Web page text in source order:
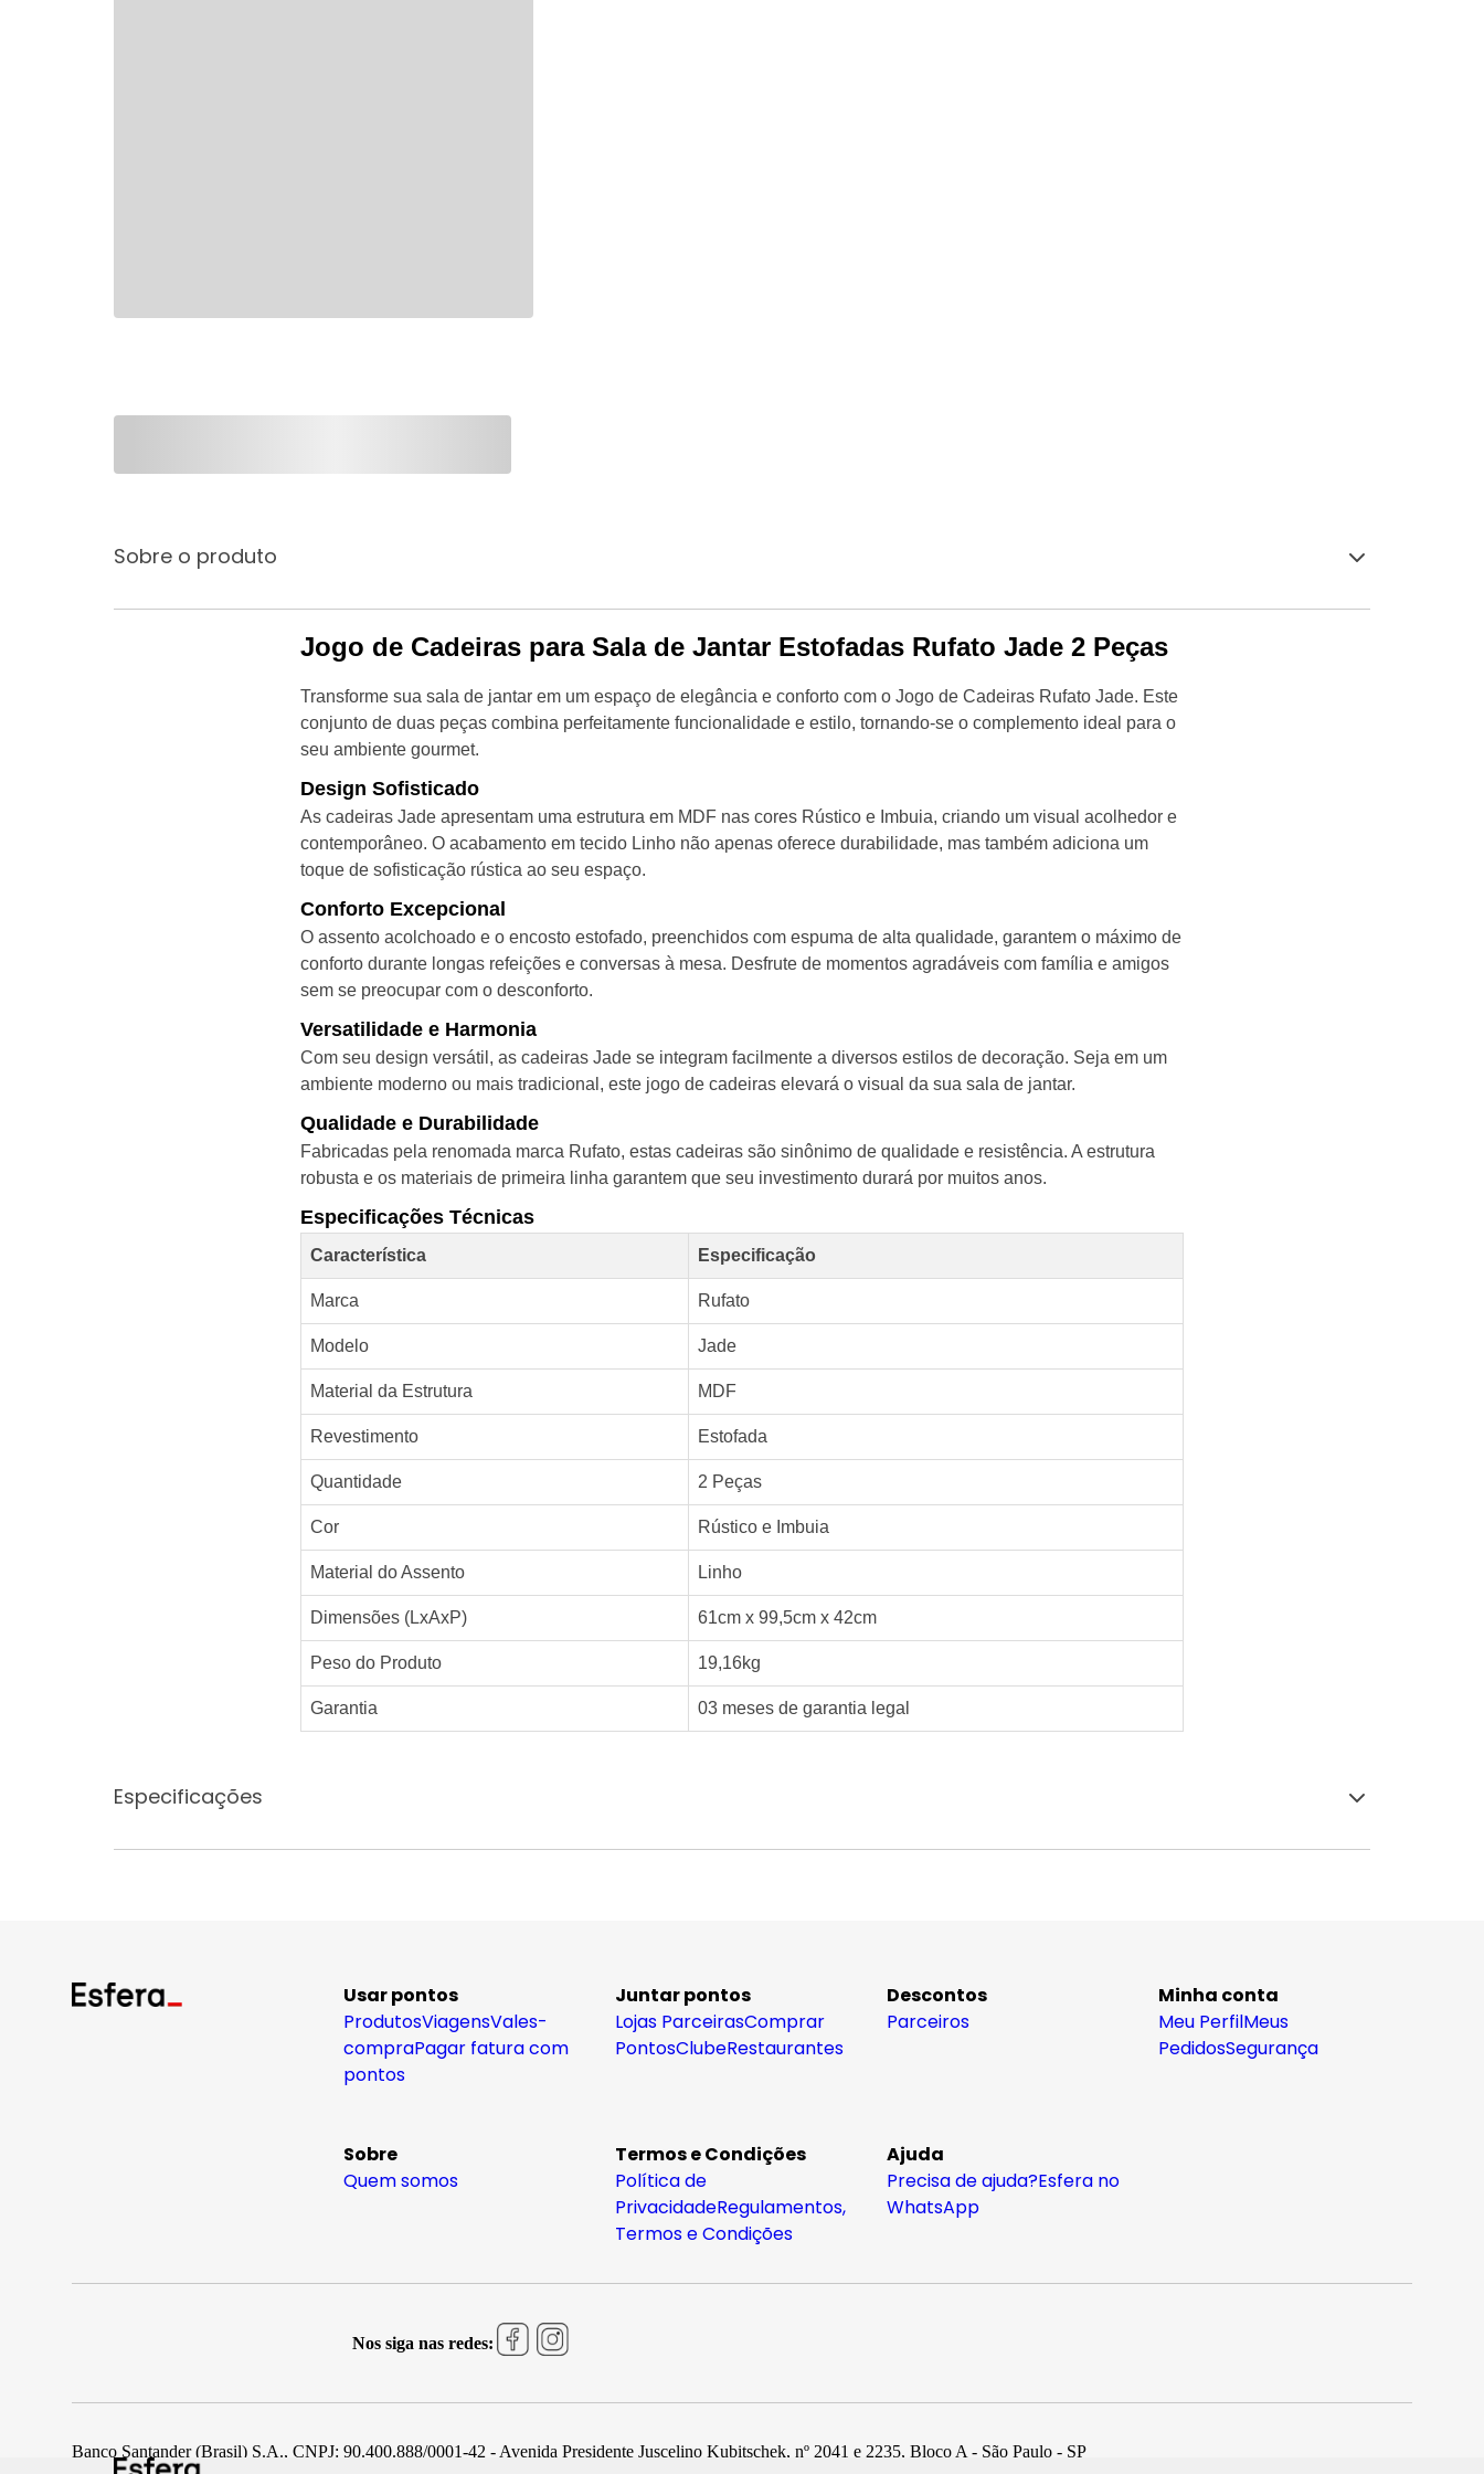
Sobre o produto
Jogo de Cadeiras para Sala de Jantar Estofadas Rufato Jade 2 Peças
Transforme sua sala de jantar em um espaço de elegância e conforto com o Jogo de Cadeiras Rufato Jade. Este
conjunto de duas peças combina perfeitamente funcionalidade e estilo, tornando-se o complemento ideal para o
seu ambiente gourmet.
Design Sofisticado
As cadeiras Jade apresentam uma estrutura em MDF nas cores Rústico e Imbuia, criando um visual acolhedor e
contemporâneo. O acabamento em tecido Linho não apenas oferece durabilidade, mas também adiciona um
toque de sofisticação rústica ao seu espaço.
Conforto Excepcional
O assento acolchoado e o encosto estofado, preenchidos com espuma de alta qualidade, garantem o máximo de
conforto durante longas refeições e conversas à mesa. Desfrute de momentos agradáveis com família e amigos
sem se preocupar com o desconforto.
Versatilidade e Harmonia
Com seu design versátil, as cadeiras Jade se integram facilmente a diversos estilos de decoração. Seja em um
ambiente moderno ou mais tradicional, este jogo de cadeiras elevará o visual da sua sala de jantar.
Qualidade e Durabilidade
Fabricadas pela renomada marca Rufato, estas cadeiras são sinônimo de qualidade e resistência. A estrutura
robusta e os materiais de primeira linha garantem que seu investimento durará por muitos anos.
Especificações Técnicas
Característica Especificação
Marca Rufato
Modelo Jade
Material da Estrutura MDF
Revestimento Estofada
Quantidade 2 Peças
Cor Rústico e Imbuia
Material do Assento Linho
Dimensões (LxAxP) 61cm x 99,5cm x 42cm
Peso do Produto 19,16kg
Garantia 03 meses de garantia legal
Especificações
Usar pontos
ProdutosViagensVales-
compraPagar fatura com
pontos
Juntar pontos
Lojas ParceirasComprar
PontosClubeRestaurantes
Descontos
Parceiros
Minha conta
Meu PerfilMeus
PedidosSegurança
Sobre
Quem somos
Termos e Condições
Política de
PrivacidadeRegulamentos,
Termos e Condições
Ajuda
Precisa de ajuda?Esfera no
WhatsApp
Nos siga nas redes:
Banco Santander (Brasil) S.A., CNPJ: 90.400.888/0001-42 - Avenida Presidente Juscelino Kubitschek, nº 2041 e 2235, Bloco A - São Paulo - SP